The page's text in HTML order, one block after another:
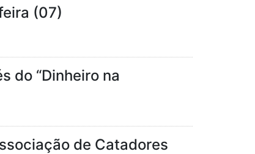
(07)
do “Dinheiro na
de Catadores